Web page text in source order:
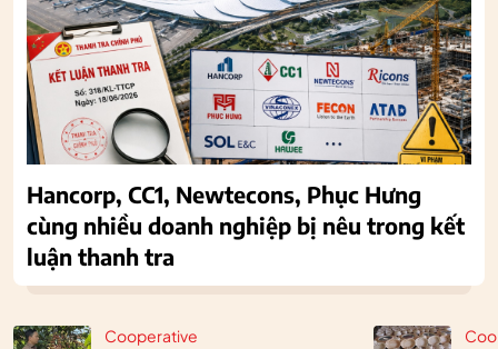
Cooperative
Hancorp, CC1, Newtecons, Phục Hưng
cùng nhiều doanh nghiệp bị nêu trong kết
luận thanh tra